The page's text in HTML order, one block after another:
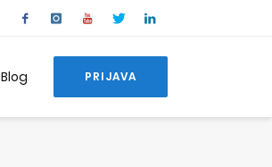
Blog PRIJAVA